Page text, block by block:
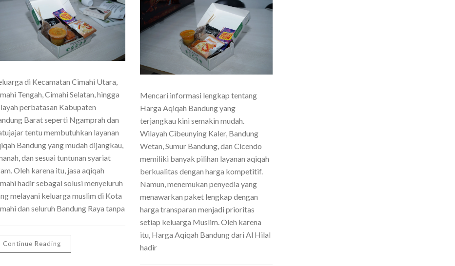
di Kecamatan Cimahi Utara,
Tengah, Cimahi Selatan, hingga
perbatasan Kabupaten
Barat seperti Ngamprah dan
tentu membutuhkan layanan
Bandung yang mudah dijangkau,
dan sesuai tuntunan syariat
Oleh karena itu, jasa aqiqah
hadir sebagai solusi menyeluruh
melayani keluarga muslim di Kota
dan seluruh Bandung Raya tanpa
Continue Reading
Mencari informasi lengkap tentang
Harga Aqiqah Bandung yang
terjangkau kini semakin mudah.
Wilayah Cibeunying Kaler, Bandung
Wetan, Sumur Bandung, dan Cicendo
memiliki banyak pilihan layanan aqiqah
berkualitas dengan harga kompetitif.
Namun, menemukan penyedia yang
menawarkan paket lengkap dengan
harga transparan menjadi prioritas
setiap keluarga Muslim. Oleh karena
itu, Harga Aqiqah Bandung dari Al Hilal
hadir